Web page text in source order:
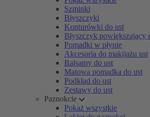
Szminki
Błyszczyki
Konturówki do ust
Błyszczyk powiększający
Pomadki w płynie
Akcesoria do makijażu ust
Balsamy do ust
Matowa pomadka do ust
Podkład do ust
Zestawy do ust
Paznokcie
Pokaż wszystkie